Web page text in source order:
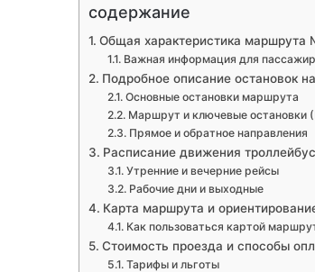
содержание
Общая характеристика маршрута
Важная информация для
Подробное описание остановок
Основные остановки маршрута
Маршрут и ключевые остановки
Прямое и обратное направления
Расписание движения
Утренние и вечерние рейсы
Рабочие дни и выходные
Карта маршрута и
Как пользоваться картой
Стоимость проезда и способы
Тарифы и льготы